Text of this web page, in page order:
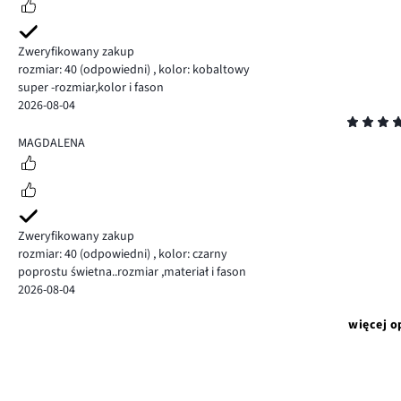
Zweryfikowany zakup
rozmiar: 40 (odpowiedni) , kolor: kobaltowy
super -rozmiar,kolor i fason
2026-08-04
5
MAGDALENA
Zweryfikowany zakup
rozmiar: 40 (odpowiedni) , kolor: czarny
poprostu świetna..rozmiar ,materiał i fason
2026-08-04
więcej